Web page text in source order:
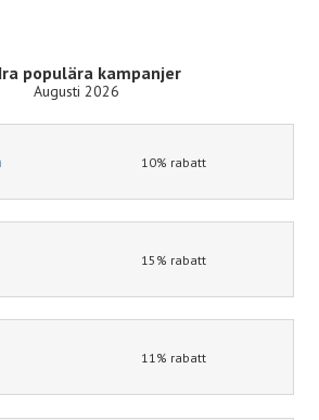
populära kampanjer
Augusti 2026
10% rabatt
15% rabatt
11% rabatt